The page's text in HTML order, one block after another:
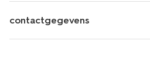
contactgegevens